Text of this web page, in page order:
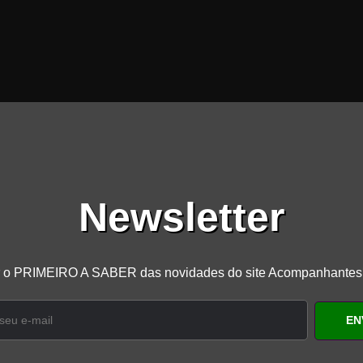
Newsletter
o PRIMEIRO A SABER das novidades do site